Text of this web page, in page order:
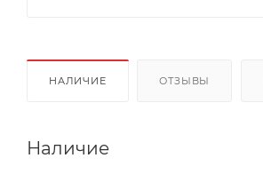
НАЛИЧИЕ ОТЗЫВЫ
Наличие